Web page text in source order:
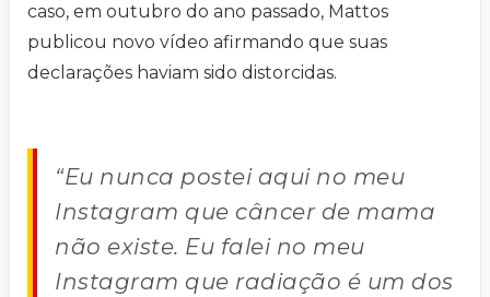
caso, em outubro do ano passado, Mattos
publicou novo vídeo afirmando que suas
declarações haviam sido distorcidas.
“Eu nunca postei aqui no meu
Instagram que câncer de mama
não existe. Eu falei no meu
Instagram que radiação é um dos